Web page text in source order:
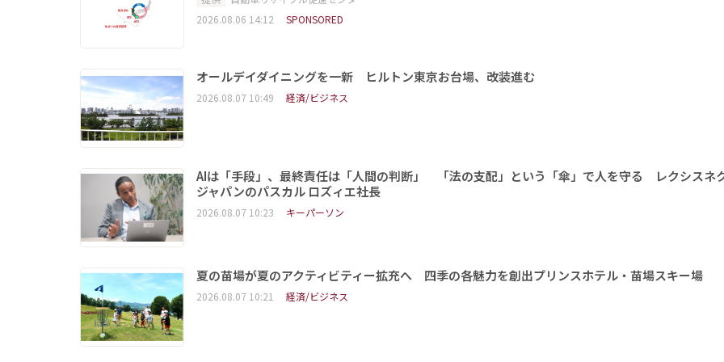
2026.08.06 14:12
SPONSORED
オールデイダイニングを一新 ヒルトン東京お台場、改装進む
2026.08.07 10:49 経済/ビジネス
AIは「手段」、最終責任は「人間の判断」 「法の支配」という「傘」で人を守る レクシスネ
ジャパンのパスカル ロズィエ社長
2026.08.07 10:23 キーパーソン
夏の苗場が夏のアクティビティー拡充へ 四季の各魅力を創出プリンスホテル・苗場スキー場
2026.08.07 10:21 経済/ビジネス